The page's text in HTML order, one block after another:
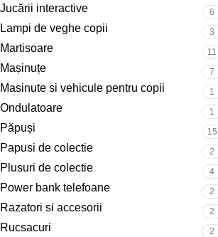
Jucării interactive 6
Lampi de veghe copii 3
Martisoare 11
Mașinuțe 7
Masinute si vehicule pentru copii 1
Ondulatoare 1
Păpuși 15
Papusi de colectie 2
Plusuri de colectie 4
Power bank telefoane 2
Razatori si accesorii 2
Rucsacuri 2